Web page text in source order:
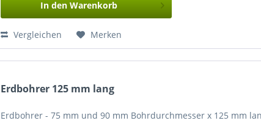
In den Warenkorb
Vergleichen Merken
Erdbohrer 125 mm lang
Erdbohrer - 75 mm und 90 mm Bohrdurchmesser x 125 mm